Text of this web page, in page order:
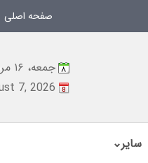
صفحه اصلی
جمعه، ۱۶ مرداد ۱۴۰۵
7, 2026
سایر⌄